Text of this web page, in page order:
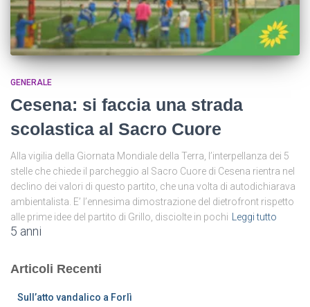
GENERALE
Cesena: si faccia una strada
scolastica al Sacro Cuore
Alla vigilia della Giornata Mondiale della Terra, l’interpellanza dei 5
stelle che chiede il parcheggio al Sacro Cuore di Cesena rientra nel
declino dei valori di questo partito, che una volta di autodichiarava
ambientalista. E’ l’ennesima dimostrazione del dietrofront rispetto
alle prime idee del partito di Grillo, disciolte in pochi
Leggi tutto
5 anni
Articoli Recenti
Sull’atto vandalico a Forlì